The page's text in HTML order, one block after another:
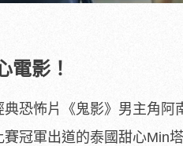
電影！
典恐怖片《鬼影》男主角
賽冠軍出道的泰國甜心Min